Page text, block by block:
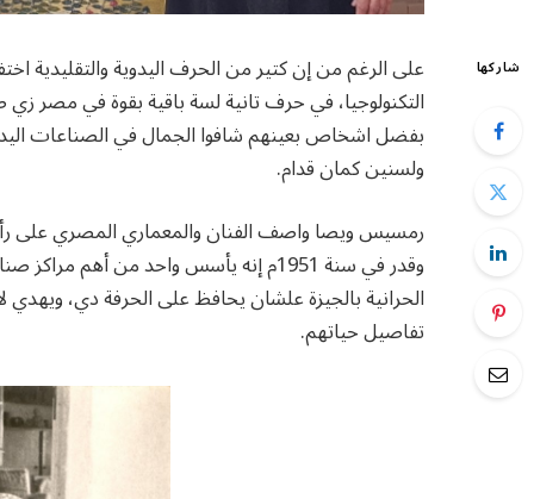
شاركها
على الرغم من إن كتير من الحرف اليدوية والتقليدية
التكنولوجيا، في حرف تانية لسة باقية بقوة في مصر زي
بفضل اشخاص بعينهم شافوا الجمال في الصناعات
ولسنين كمان قدام.
رمسيس ويصا واصف الفنان والمعماري المصري على
وقدر في سنة 1951م إنه يأسس واحد من
الحرانية بالجيزة علشان يحافظ على الحرفة دي، ويهدي
تفاصيل حياتهم.